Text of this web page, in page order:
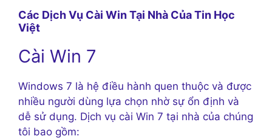
Các Dịch Vụ Cài Win Tại Nhà Của Tin Học
Việt
Cài Win 7
Windows 7 là hệ điều hành quen thuộc và được
nhiều người dùng lựa chọn nhờ sự ổn định và
dễ sử dụng. Dịch vụ cài Win 7 tại nhà của chúng
tôi bao gồm: